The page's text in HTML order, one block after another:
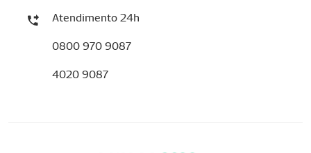
Atendimento 24h
0800 970 9087
4020 9087